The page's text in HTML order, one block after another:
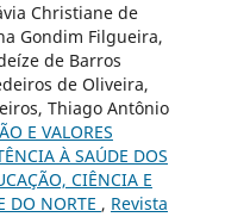
Christiane de
Gondim Filgueira,
de Barros
de Oliveira,
Thiago Antônio
E VALORES
À SAÚDE DOS
CIÊNCIA E
DO NORTE , Revista